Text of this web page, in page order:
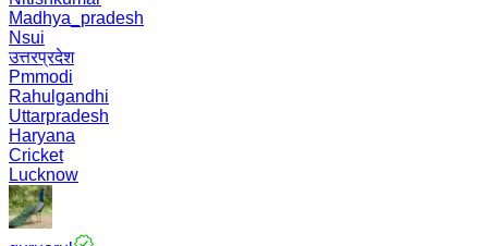
Madhya_pradesh
Nsui
उत्तरप्रदेश
Pmmodi
Rahulgandhi
Uttarpradesh
Haryana
Cricket
Lucknow